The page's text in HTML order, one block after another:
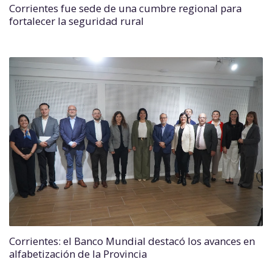
Corrientes fue sede de una cumbre regional para
fortalecer la seguridad rural
Corrientes: el Banco Mundial destacó los avances en
alfabetización de la Provincia